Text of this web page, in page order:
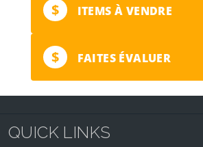
$ ITEMS À VENDRE
$ FAITES ÉVALUER
QUICK LINKS